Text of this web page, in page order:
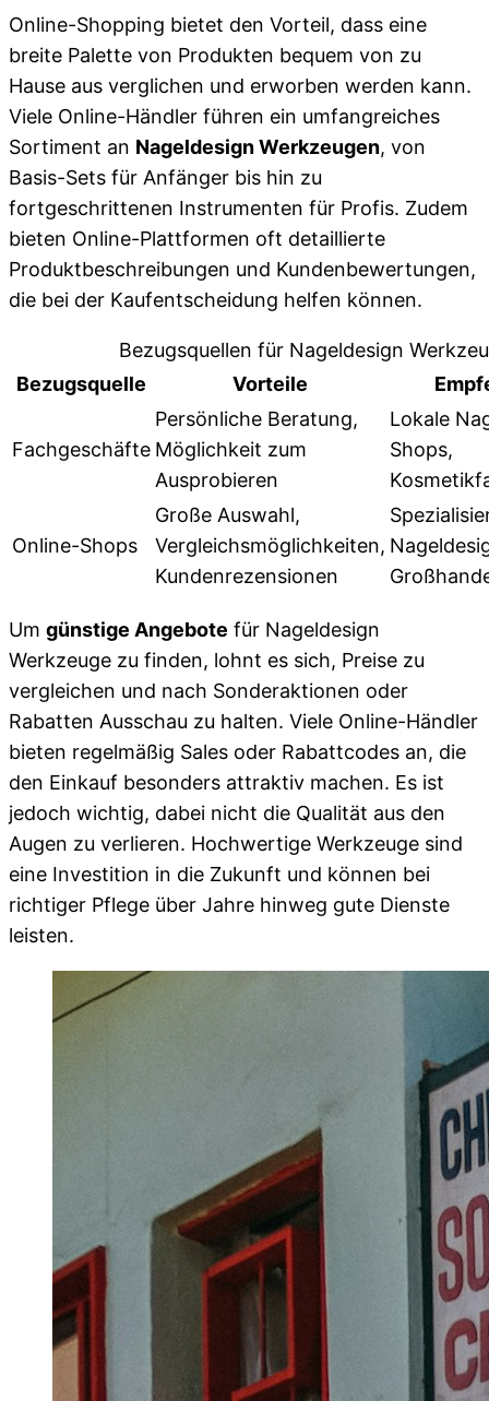
Online-Shopping bietet den Vorteil, dass eine
breite Palette von Produkten bequem von zu
Hause aus verglichen und erworben werden kann.
Viele Online-Händler führen ein umfangreiches
Sortiment an Nageldesign Werkzeugen, von
Basis-Sets für Anfänger bis hin zu
fortgeschrittenen Instrumenten für Profis. Zudem
bieten Online-Plattformen oft detaillierte
Produktbeschreibungen und Kundenbewertungen,
die bei der Kaufentscheidung helfen können.
Bezugsquellen für Nageldesign
Bezugsquelle
Vorteile
Fachgeschäfte
Persönliche Beratung,
Möglichkeit zum
Ausprobieren
Lokale
Shops,
Online-Shops
Große Auswahl,
Vergleichsmöglichkeiten,
Kundenrezensionen
Um günstige Angebote für Nageldesign
Werkzeuge zu finden, lohnt es sich, Preise zu
vergleichen und nach Sonderaktionen oder
Rabatten Ausschau zu halten. Viele Online-Händler
bieten regelmäßig Sales oder Rabattcodes an, die
den Einkauf besonders attraktiv machen. Es ist
jedoch wichtig, dabei nicht die Qualität aus den
Augen zu verlieren. Hochwertige Werkzeuge sind
eine Investition in die Zukunft und können bei
richtiger Pflege über Jahre hinweg gute Dienste
leisten.